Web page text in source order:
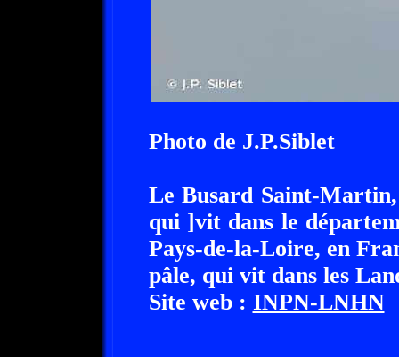
Photo de J.P.Siblet
Le Busard Saint-
qui ]vit dans le
Pays-de-la-Loire, en
pâle, qui vit dans les
Site web : INPN-LNHN